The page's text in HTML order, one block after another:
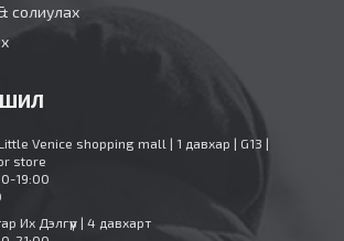
солиулах
Venice shopping mall | 1 давхар | G13 |
store
19:00
Их Дэлгүүр | 4 давхарт